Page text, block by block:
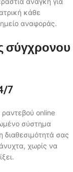
κάθε
αναφοράς.
σύγχρονου
7
online
σύστημα
διαθεσιμότητά σας
χωρίς να